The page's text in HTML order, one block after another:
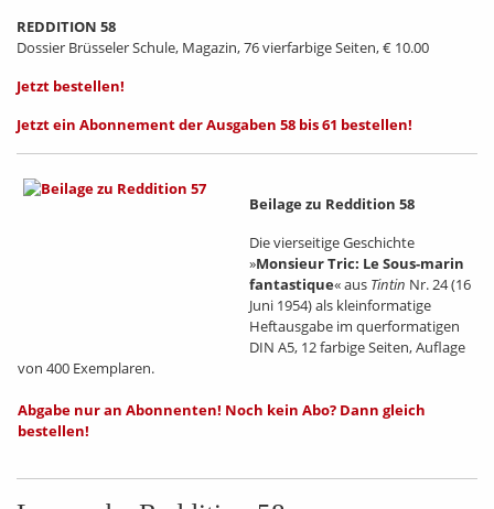
REDDITION 58
Dossier Brüsseler Schule, Magazin, 76 vierfarbige Seiten, € 10.00
Jetzt bestellen!
Jetzt ein Abonnement der Ausgaben 58 bis 61 bestellen!
Beilage zu Reddition 58
Die vierseitige Geschichte
»Monsieur Tric: Le Sous-marin
fantastique« aus Tintin Nr. 24 (16
Juni 1954) als kleinformatige
Heftausgabe im querformatigen
DIN A5, 12 farbige Seiten, Auflage
von 400 Exemplaren.
Abgabe nur an Abonnenten! Noch kein Abo? Dann gleich
bestellen!